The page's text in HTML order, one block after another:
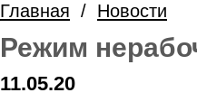
Главная / Новости
Режим
11.05.20